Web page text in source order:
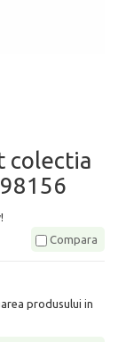
colectia
Compara
produsului in